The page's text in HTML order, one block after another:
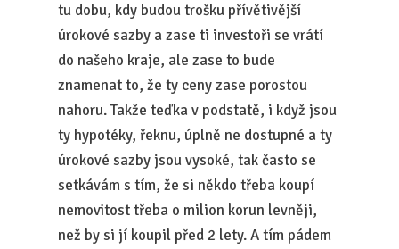
tu dobu, kdy budou trošku přívětivější
úrokové sazby a zase ti investoři se vrátí
do našeho kraje, ale zase to bude
znamenat to, že ty ceny zase porostou
nahoru. Takže teďka v podstatě, i když jsou
ty hypotéky, řeknu, úplně ne dostupné a ty
úrokové sazby jsou vysoké, tak často se
setkávám s tím, že si někdo třeba koupí
nemovitost třeba o milion korun levněji,
než by si jí koupil před 2 lety. A tím pádem